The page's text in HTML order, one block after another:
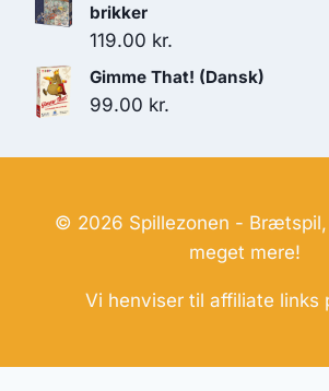
brikker
119.00 kr.
Gimme That! (Dansk)
99.00 kr.
© 2026 Spillezonen - Brætspil,
meget mere!
Vi henviser til affiliate links